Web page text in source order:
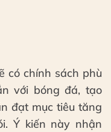
có chính sách phù
với bóng đá, tạo
đạt mục tiêu tăng
Ý kiến này nhận